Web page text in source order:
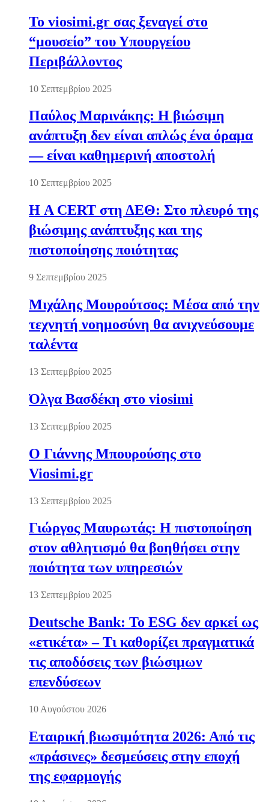
Το viosimi.gr σας ξεναγεί στο
“μουσείο” του Υπουργείου
Περιβάλλοντος
10 Σεπτεμβρίου 2025
Παύλος Μαρινάκης: Η βιώσιμη
ανάπτυξη δεν είναι απλώς ένα όραμα
— είναι καθημερινή αποστολή
10 Σεπτεμβρίου 2025
Η A CERT στη ΔΕΘ: Στο πλευρό της
βιώσιμης ανάπτυξης και της
πιστοποίησης ποιότητας
9 Σεπτεμβρίου 2025
Μιχάλης Μουρούτσος: Μέσα από την
τεχνητή νοημοσύνη θα ανιχνεύσουμε
ταλέντα
13 Σεπτεμβρίου 2025
Όλγα Βασδέκη στο viosimi
13 Σεπτεμβρίου 2025
Ο Γιάννης Μπουρούσης στο
Viosimi.gr
13 Σεπτεμβρίου 2025
Γιώργος Μαυρωτάς: Η πιστοποίηση
στον αθλητισμό θα βοηθήσει στην
ποιότητα των υπηρεσιών
13 Σεπτεμβρίου 2025
Deutsche Bank: Το ESG δεν αρκεί ως
«ετικέτα» – Τι καθορίζει πραγματικά
τις αποδόσεις των βιώσιμων
επενδύσεων
10 Αυγούστου 2026
Εταιρική βιωσιμότητα 2026: Από τις
«πράσινες» δεσμεύσεις στην εποχή
της εφαρμογής